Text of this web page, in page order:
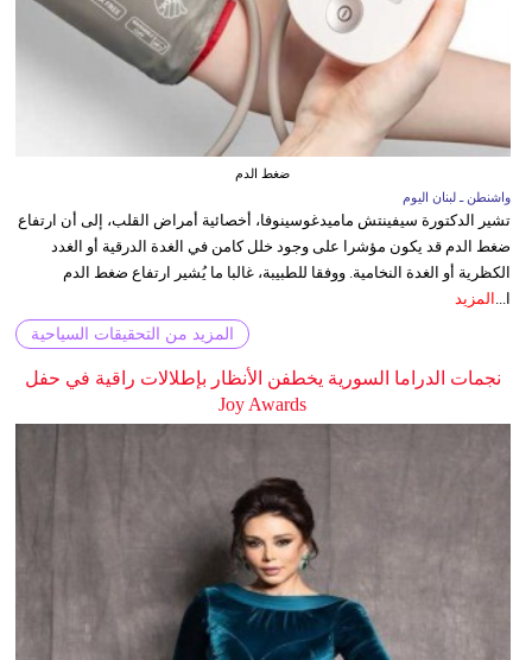
ضغط الدم
واشنطن ـ لبنان اليوم
تشير الدكتورة سيفينتش ماميدغوسينوفا، أخصائية أمراض القلب، إلى أن ارتفاع
ضغط الدم قد يكون مؤشرا على وجود خلل كامن في الغدة الدرقية أو الغدد
الكظرية أو الغدة النخامية. ووفقا للطبيبة، غالبا ما يُشير ارتفاع ضغط الدم
ا... المزيد
المزيد من التحقيقات السياحية
نجمات الدراما السورية يخطفن الأنظار بإطلالات راقية في حفل
Joy Awards